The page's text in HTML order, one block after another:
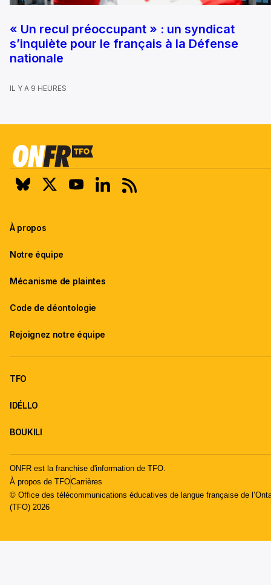
« Un recul préoccupant » : un syndicat
s’inquiète pour le français à la Défense
nationale
IL Y A 9 HEURES
À propos
Notre équipe
Mécanisme de plaintes
Code de déontologie
Rejoignez notre équipe
TFO
IDÉLLO
BOUKILI
ONFR est la franchise d'information de TFO.
À propos de TFOCarrières
© Office des télécommunications éducatives de langue française de
(TFO) 2026